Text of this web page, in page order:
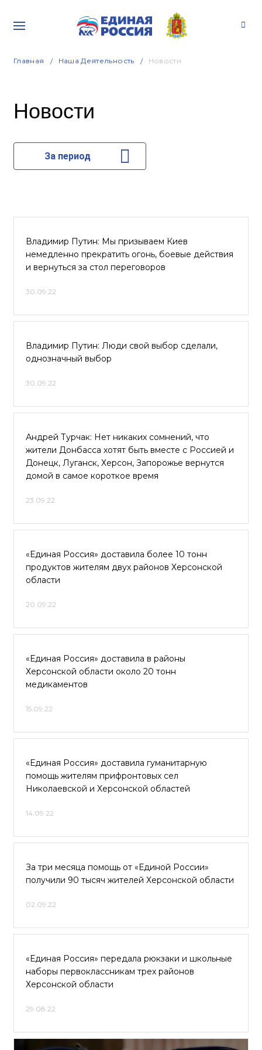
Главная Наша Деятельность Новости
Новости
За период
Владимир Путин: Мы призываем Киев
немедленно прекратить огонь, боевые действия
и вернуться за стол переговоров
30.09.22
Владимир Путин: Люди свой выбор сделали,
однозначный выбор
30.09.22
Андрей Турчак: Нет никаких сомнений, что
жители Донбасса хотят быть вместе с Россией и
Донецк, Луганск, Херсон, Запорожье вернутся
домой в самое короткое время
23.09.22
«Единая Россия» доставила более 10 тонн
продуктов жителям двух районов Херсонской
области
20.09.22
«Единая Россия» доставила в районы
Херсонской области около 20 тонн
медикаментов
15.09.22
«Единая Россия» доставила гуманитарную
помощь жителям прифронтовых сел
Николаевской и Херсонской областей
14.09.22
За три месяца помощь от «Единой России»
получили 90 тысяч жителей Херсонской области
02.09.22
«Единая Россия» передала рюкзаки и школьные
наборы первоклассникам трех районов
Херсонской области
29.08.22